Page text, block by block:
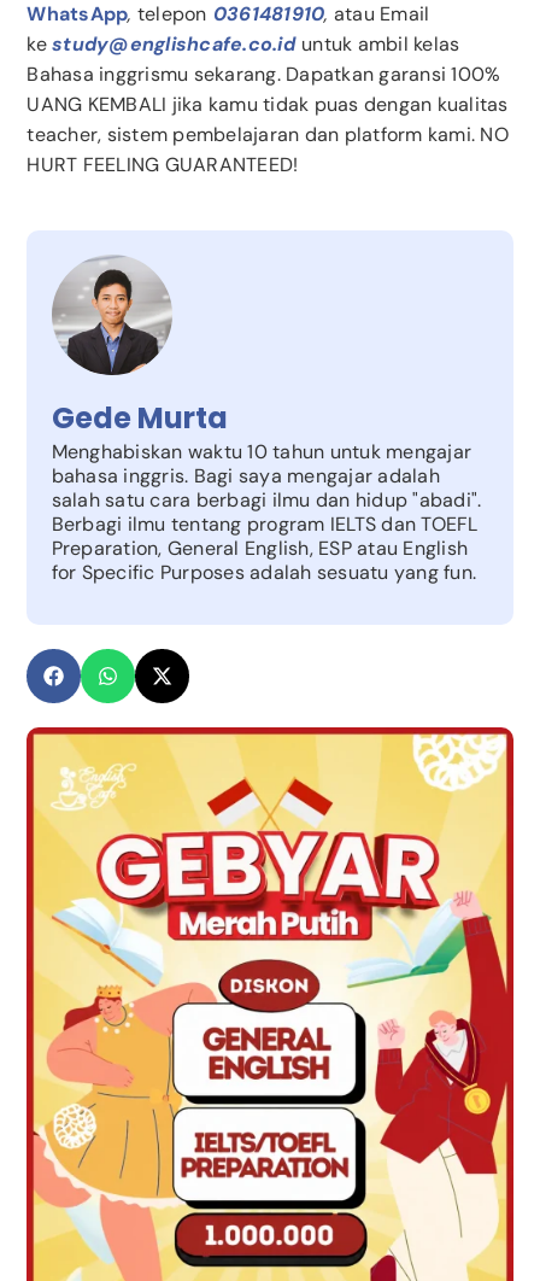
WhatsApp, telepon 0361481910, atau Email
ke study@englishcafe.co.id untuk ambil kelas
Bahasa inggrismu sekarang. Dapatkan garansi 100%
UANG KEMBALI jika kamu tidak puas dengan kualitas
teacher, sistem pembelajaran dan platform kami. NO
HURT FEELING GUARANTEED!
Gede Murta
Menghabiskan waktu 10 tahun untuk mengajar
bahasa inggris. Bagi saya mengajar adalah
salah satu cara berbagi ilmu dan hidup "abadi".
Berbagi ilmu tentang program IELTS dan TOEFL
Preparation, General English, ESP atau English
for Specific Purposes adalah sesuatu yang fun.